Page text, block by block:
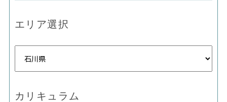
エリア選択
カリキュラム